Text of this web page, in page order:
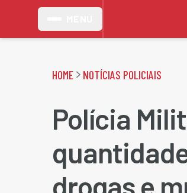
HOME NOTÍCIAS POLICIAIS
Polícia
drogas e